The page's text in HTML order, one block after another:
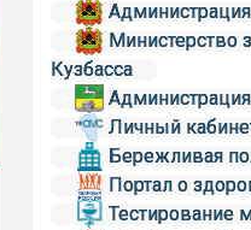
Министерство
Кузбасса
Личный
Бережливая
Портал о
Тестирование